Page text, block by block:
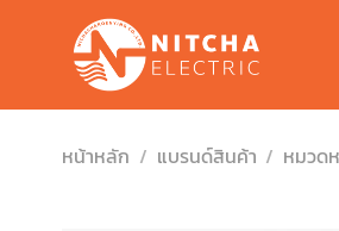
หน้าหลัก / แบรนด์สินค้า / หมวด